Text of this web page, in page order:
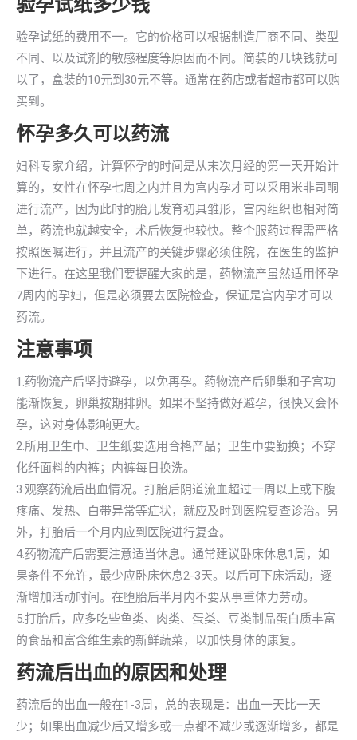
验孕试纸多少钱
验孕试纸的费用不一。它的价格可以根据制造厂商不同、类型
不同、以及试剂的敏感程度等原因而不同。简装的几块钱就可
以了，盒装的10元到30元不等。通常在药店或者超市都可以购
买到。
怀孕多久可以药流
妇科专家介绍，计算怀孕的时间是从末次月经的第一天开始计
算的，女性在怀孕七周之内并且为宫内孕才可以采用米非司酮
进行流产，因为此时的胎儿发育初具雏形，宫内组织也相对简
单，药流也就越安全，术后恢复也较快。整个服药过程需严格
按照医嘱进行，并且流产的关键步骤必须住院，在医生的监护
下进行。在这里我们要提醒大家的是，药物流产虽然适用怀孕
7周内的孕妇，但是必须要去医院检查，保证是宫内孕才可以
药流。
注意事项
1.药物流产后坚持避孕，以免再孕。药物流产后卵巢和子宫功
能渐恢复，卵巢按期排卵。如果不坚持做好避孕，很快又会怀
孕，这对身体影响更大。
2.所用卫生巾、卫生纸要选用合格产品；卫生巾要勤换；不穿
化纤面料的内裤；内裤每日换洗。
3.观察药流后出血情况。打胎后阴道流血超过一周以上或下腹
疼痛、发热、白带异常等症状，就应及时到医院复查诊治。另
外，打胎后一个月内应到医院进行复查。
4.药物流产后需要注意适当休息。通常建议卧床休息1周，如
果条件不允许，最少应卧床休息2-3天。以后可下床活动，逐
渐增加活动时间。在堕胎后半月内不要从事重体力劳动。
5.打胎后，应多吃些鱼类、肉类、蛋类、豆类制品蛋白质丰富
的食品和富含维生素的新鲜蔬菜，以加快身体的康复。
药流后出血的原因和处理
药流后的出血一般在1-3周，总的表现是：出血一天比一天
少；如果出血减少后又增多或一点都不减少或逐渐增多，都是